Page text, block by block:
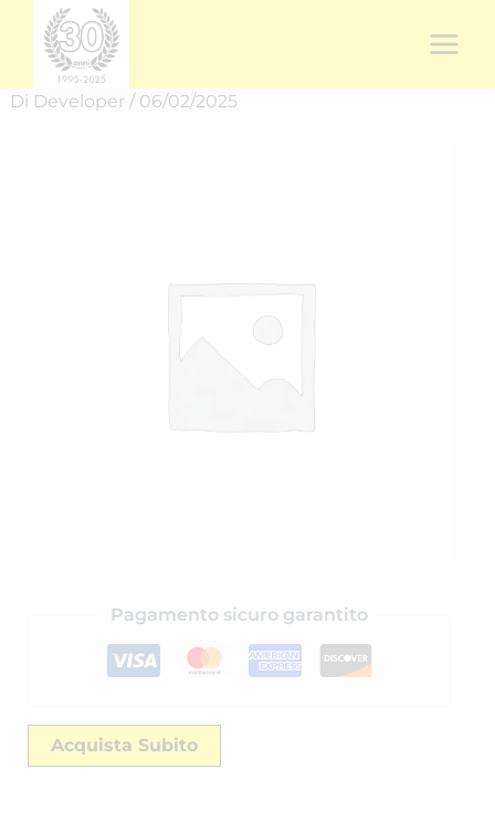
contenuto
Di Developer / 06/02/2025
Pagamento sicuro garantito
Acquista Subito